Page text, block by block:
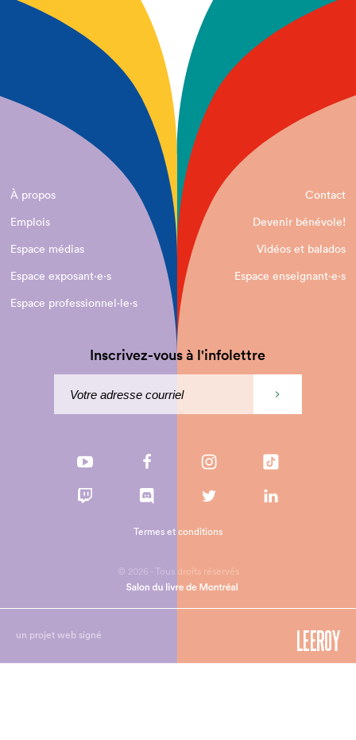
À propos
Contact
Emplois
Devenir bénévole!
Espace médias
Vidéos et balados
Espace exposant·e⋅s
Espace enseignant·e⋅s
Espace professionnel·le⋅s
Inscrivez-vous à l'infolettre
© 2026 - Tous droits réservés
Termes et conditions
un projet web signé